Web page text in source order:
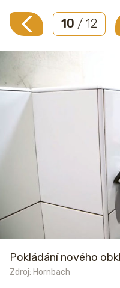
10 / 12
Pokládání nového
Zdroj: Hornbach